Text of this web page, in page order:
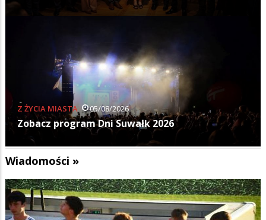
Z ŻYCIA MIASTA 05/08/2026
Zobacz program Dni Suwałk 2026
Wiadomości »